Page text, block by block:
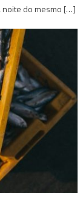
noite do mesmo […]